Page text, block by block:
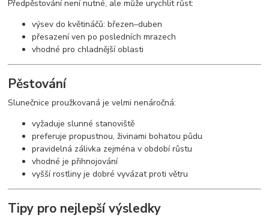
Předpěstování není nutné, ale může urychlit růst:
výsev do květináčů: březen–duben
přesazení ven po posledních mrazech
vhodné pro chladnější oblasti
Pěstování
Slunečnice proužkovaná je velmi nenáročná:
vyžaduje slunné stanoviště
preferuje propustnou, živinami bohatou půdu
pravidelná zálivka zejména v období růstu
vhodné je přihnojování
vyšší rostliny je dobré vyvázat proti větru
Tipy pro nejlepší výsledky